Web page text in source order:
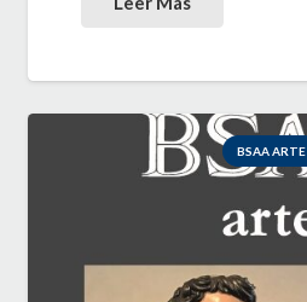
BSAA ARTE